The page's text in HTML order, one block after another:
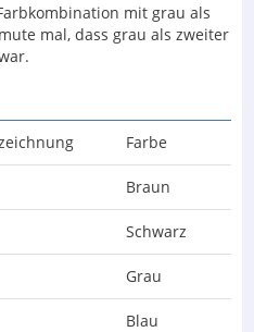
mit grau als
mal, dass grau als zweiter
Farbe
Braun
Schwarz
Grau
Blau